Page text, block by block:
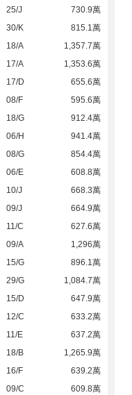
25/J
730.9萬
30/K
815.1萬
18/A
1,357.7萬
17/A
1,353.6萬
17/D
655.6萬
08/F
595.6萬
18/G
912.4萬
06/H
941.4萬
08/G
854.4萬
06/E
608.8萬
10/J
668.3萬
09/J
664.9萬
11/C
627.6萬
09/A
1,296萬
15/G
896.1萬
29/G
1,084.7萬
15/D
647.9萬
12/C
633.2萬
11/E
637.2萬
18/B
1,265.9萬
16/F
639.2萬
09/C
609.8萬